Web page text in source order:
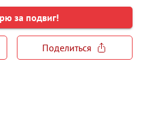
за подвиг!
Поделиться